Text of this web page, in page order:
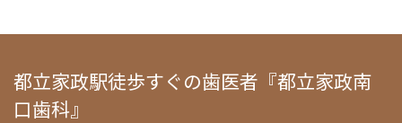
都立家政駅徒歩すぐの歯医者『都立家政南
口歯科』